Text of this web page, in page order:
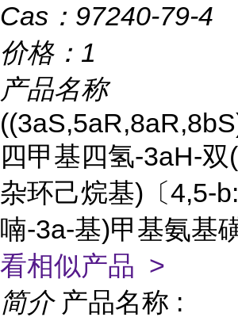
Cas： 97240-79-4
价格： 1
产品名称
四甲基四氢-3aH-双
杂环己烷基)〔4,5-
喃-3a-基)甲基氨基
看相似产品 >
简介 产品名称 :